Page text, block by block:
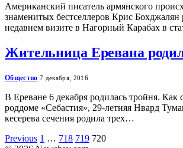
Американский писатель армянского
знаменитых бестселлеров Крис Бохджалян
недавнем визите в Нагорный Карабах в
Жительница Еревана
Общество 7 декабря, 2016
В Ереване 6 декабря родилась тройня. Как
роддоме «Себастия», 29-летняя Нвард
кесерева сечения родила трех…
Previous 1 … 718 719 720